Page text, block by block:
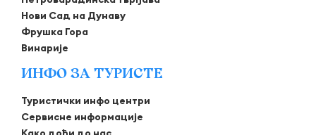
Нови Сад на Дунаву
Фрушка Гора
Винарије
ИНФО ЗА ТУРИСТЕ
Туристички инфо центри
Сервисне информације